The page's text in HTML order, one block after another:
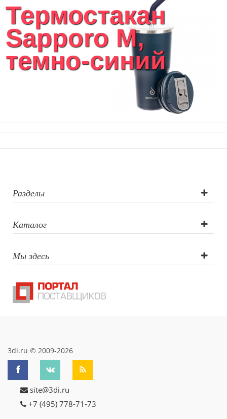
Термостакан
Sapporo М,
темно-синий
Разделы
Каталог
Мы здесь
3di.ru © 2009-2026
site@3di.ru
+7 (495) 778-71-73